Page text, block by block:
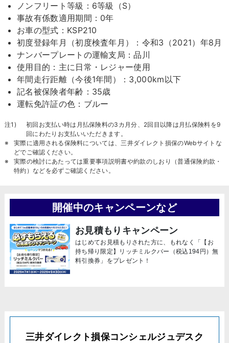
ノンフリート等級：6等級（S）
事故有係数適用期間：0年
お車の型式：KSP210
初度登録年月（初度検査年月）：令和3（2021）年8月
ナンバープレートの運輸支局：品川
使用目的：主に日常・レジャー使用
年間走行距離（今後1年間）：3,000km以下
記名被保険者年齢：35歳
運転免許証の色：ブルー
初回お支払い時は月払保険料の3カ月分、2回目以降は月払保険料を9
回にわたりお支払いいただきます。
実際に適用される保険料については、三井ダイレクト損保のWebサイトな
どでご確認ください。
実際の検討にあたっては重要事項説明書や約款のしおり（普通保険約款・
特約）などを必ずご確認ください。
開催中のキャンペーンなど
お見積もりキャンペーン
はじめてお見積もりされた方に、もれなく「【お
持ち帰り限定】リッチミルクバー（税込194円）無
料引換券」をプレゼント！
三井ダイレクト損保コンシェルジュデスク